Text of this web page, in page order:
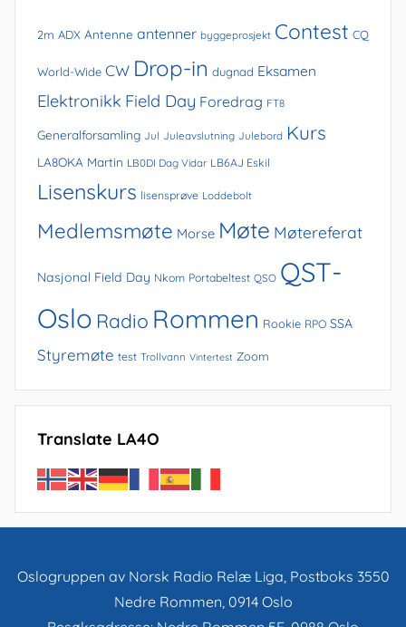
2m ADX Antenne antenner byggeprosjekt Contest CQ
World-Wide CW Drop-in dugnad Eksamen
Elektronikk Field Day Foredrag FT8
Generalforsamling Jul Juleavslutning Julebord Kurs
LA8OKA Martin LB0DI Dag Vidar LB6AJ Eskil
Lisenskurs lisensprøve Loddebolt
Medlemsmøte Morse Møte Møtereferat
Nasjonal Field Day Nkom Portabeltest QSO QST-
Oslo Radio Rommen Rookie RPO SSA
Styremøte test Trollvann Vintertest Zoom
Translate LA4O
Oslogruppen av Norsk Radio Relæ Liga, Postboks 3550
Nedre Rommen, 0914 Oslo